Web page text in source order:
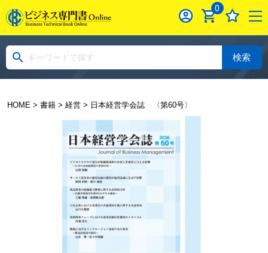
0
検索
HOME> 書籍> 経営> 日本経営学会誌 〈第60号〉